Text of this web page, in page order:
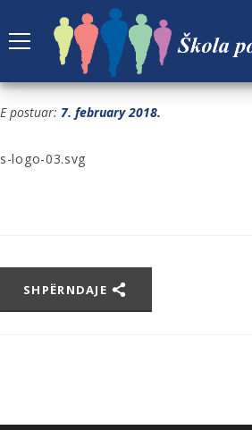
S-LOGO-03.SVG
E postuar: 7. february 2018.
s-logo-03.svg
SHPËRNDAJE